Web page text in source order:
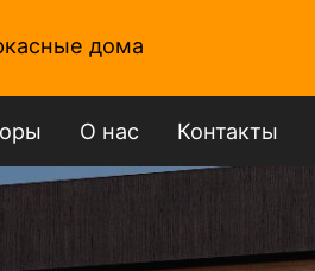
дома
О нас Контакты